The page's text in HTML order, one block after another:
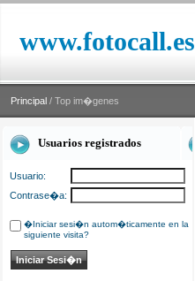
www.fotocall.es
Principal / Top im�genes
Usuarios registrados
Usuario:
Contrase�a:
�Iniciar sesi�n autom�ticamente en la
siguiente visita?